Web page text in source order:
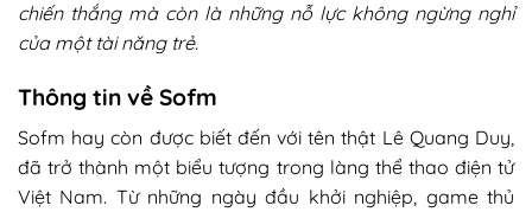
chiến thắng mà còn là những nỗ lực không ngừng nghỉ
của một tài năng trẻ.
Thông tin về Sofm
Sofm hay còn được biết đến với tên thật Lê Quang Duy,
đã trở thành một biểu tượng trong làng thể thao điện tử
Việt Nam. Từ những ngày đầu khởi nghiệp, game thủ